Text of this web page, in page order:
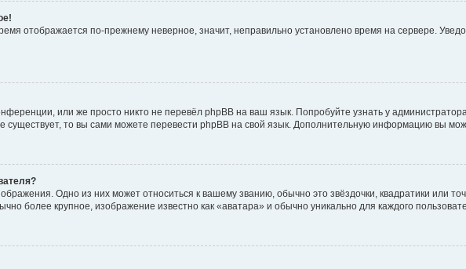
отображается по-прежнему неверное, значит, неправильно установлено время на сервере.
или же просто никто не перевёл phpBB на ваш язык. Попробуйте узнать у
существует, то вы сами можете перевести phpBB на свой язык. Дополнительную информацию вы
Одно из них может относиться к вашему званию, обычно это звёздочки, квадратики или
более крупное, изображение известно как «аватара» и обычно уникально для каждого